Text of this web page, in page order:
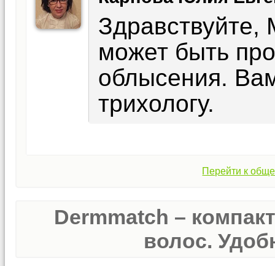
Здравствуйте,
может быть
облысения.
трихологу.
Перейти к
Dermmatch –
волос.